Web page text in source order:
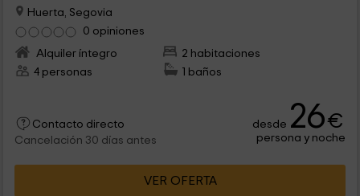
Huerta, Segovia
0 opiniones
Alquiler íntegro
2 habitaciones
4 personas
1 baños
Contacto directo
Cancelación 30 días antes
desde 26€
persona y noche
VER OFERTA